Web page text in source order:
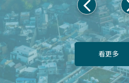
上
一
頁
看更多